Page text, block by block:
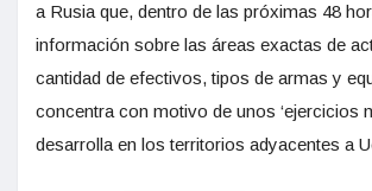
a Rusia que, dentro de las próximas 48
información sobre las áreas exactas de
cantidad de efectivos, tipos de armas y
concentra con motivo de unos ‘ejercicios
desarrolla en los territorios adyacentes a